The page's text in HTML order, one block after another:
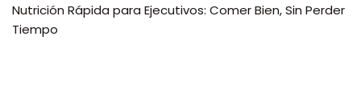
Nutrición Rápida para Ejecutivos: Comer Bien, Sin Perder
Tiempo